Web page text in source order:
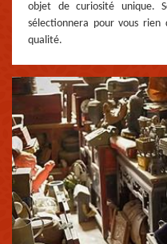
objet de curiosité unique.
sélectionnera pour vous
qualité.